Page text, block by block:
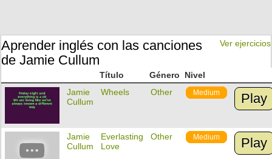
Ver ejercicios
Aprender inglés con las canciones
de Jamie Cullum
Título Género
Nivel
Jamie
Cullum
Wheels Other Medium Play
Jamie
Cullum
Everlasting
Love
Other Medium Play